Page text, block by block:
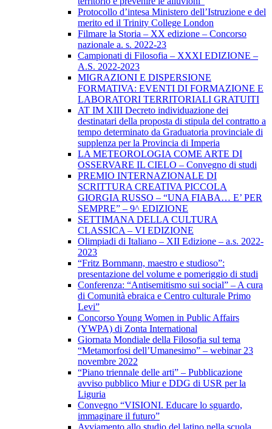
Protocollo d’intesa Ministero dell’Istruzione e del
merito ed il Trinity College London
Filmare la Storia – XX edizione – Concorso
nazionale a. s. 2022-23
Campionati di Filosofia – XXXI EDIZIONE –
A.S. 2022-2023
MIGRAZIONI E DISPERSIONE
FORMATIVA: EVENTI DI FORMAZIONE E
LABORATORI TERRITORIALI GRATUITI
AT IM XIII Decreto individuazione dei
destinatari della proposta di stipula del contratto a
tempo determinato da Graduatoria provinciale di
supplenza per la Provincia di Imperia
LA METEOROLOGIA COME ARTE DI
OSSERVARE IL CIELO – Convegno di studi
PREMIO INTERNAZIONALE DI
SCRITTURA CREATIVA PICCOLA
GIORGIA RUSSO – “UNA FIABA… E’ PER
SEMPRE” – 9^ EDIZIONE
SETTIMANA DELLA CULTURA
CLASSICA – VI EDIZIONE
Olimpiadi di Italiano – XII Edizione – a.s. 2022-
2023
“Fritz Bornmann, maestro e studioso”:
presentazione del volume e pomeriggio di studi
Conferenza: “Antisemitismo sui social” – A cura
di Comunità ebraica e Centro culturale Primo
Levi”
Concorso Young Women in Public Affairs
(YWPA) di Zonta International
Giornata Mondiale della Filosofia sul tema
“Metamorfosi dell’Umanesimo” – webinar 23
novembre 2022
“Piano triennale delle arti” – Pubblicazione
avviso pubblico Miur e DDG di USR per la
Liguria
Convegno “VISIONI. Educare lo sguardo,
immaginare il futuro”